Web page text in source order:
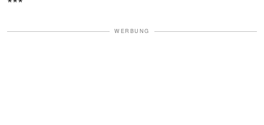
WERBUNG